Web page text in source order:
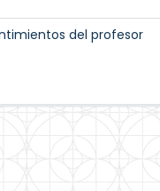
del profesor